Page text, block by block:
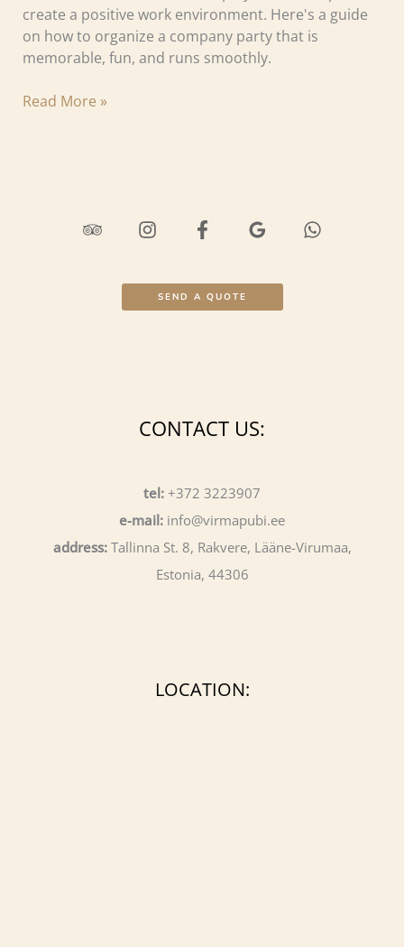
create a positive work environment. Here's a guide
on how to organize a company party that is
memorable, fun, and runs smoothly.
Read More »
SEND A QUOTE
CONTACT US:
tel: +372 3223907
e-mail: info@virmapubi.ee
address:Tallinna St. 8, Rakvere, Lääne-Virumaa,
Estonia, 44306
LOCATION: